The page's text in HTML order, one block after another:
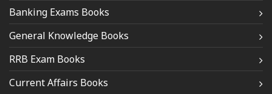
Banking Exams Books
General Knowledge Books
RRB Exam Books
Current Affairs Books